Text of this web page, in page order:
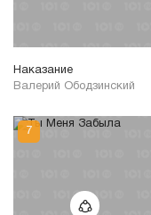
Наказание
Валерий Ободзинский